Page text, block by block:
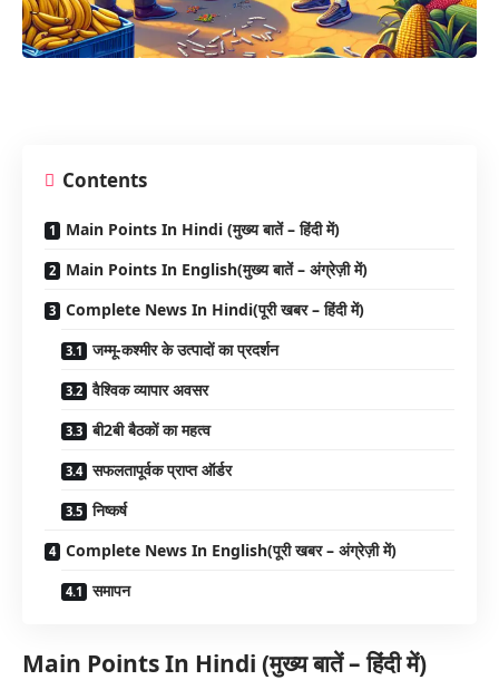
Contents
Main Points In Hindi (मुख्य बातें – हिंदी में)
Main Points In English(मुख्य बातें – अंग्रेज़ी में)
Complete News In Hindi(पूरी खबर – हिंदी में)
जम्मू-कश्मीर के उत्पादों का प्रदर्शन
वैश्विक व्यापार अवसर
बी2बी बैठकों का महत्व
सफलतापूर्वक प्राप्त ऑर्डर
निष्कर्ष
Complete News In English(पूरी खबर – अंग्रेज़ी में)
समापन
Main Points In Hindi (मुख्य बातें – हिंदी में)